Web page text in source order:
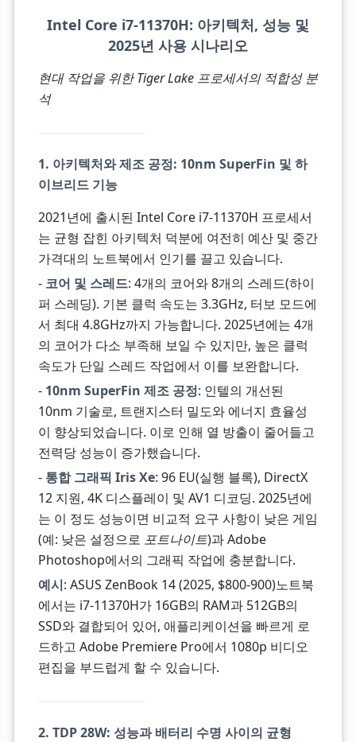
Intel Core i7-11370H: 아키텍처, 성능 및
2025년 사용 시나리오
현대 작업을 위한 Tiger Lake 프로세서의 적합성 분
석
1. 아키텍처와 제조 공정: 10nm SuperFin 및 하
이브리드 기능
2021년에 출시된 Intel Core i7-11370H 프로세서
는 균형 잡힌 아키텍처 덕분에 여전히 예산 및 중간
가격대의 노트북에서 인기를 끌고 있습니다.
- 코어 및 스레드: 4개의 코어와 8개의 스레드(하이
퍼 스레딩). 기본 클럭 속도는 3.3GHz, 터보 모드에
서 최대 4.8GHz까지 가능합니다. 2025년에는 4개
의 코어가 다소 부족해 보일 수 있지만, 높은 클럭
속도가 단일 스레드 작업에서 이를 보완합니다.
- 10nm SuperFin 제조 공정: 인텔의 개선된
10nm 기술로, 트랜지스터 밀도와 에너지 효율성
이 향상되었습니다. 이로 인해 열 방출이 줄어들고
전력당 성능이 증가했습니다.
- 통합 그래픽 Iris Xe: 96 EU(실행 블록), DirectX
12 지원, 4K 디스플레이 및 AV1 디코딩. 2025년에
는 이 정도 성능이면 비교적 요구 사항이 낮은 게임
(예: 낮은 설정으로 포트나이트)과 Adobe
Photoshop에서의 그래픽 작업에 충분합니다.
예시: ASUS ZenBook 14 (2025, $800-900)노트북
에서는 i7-11370H가 16GB의 RAM과 512GB의
SSD와 결합되어 있어, 애플리케이션을 빠르게 로
드하고 Adobe Premiere Pro에서 1080p 비디오
편집을 부드럽게 할 수 있습니다.
2. TDP 28W: 성능과 배터리 수명 사이의 균형